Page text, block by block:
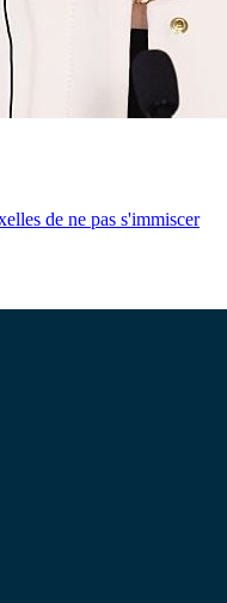
de ne pas s'immiscer